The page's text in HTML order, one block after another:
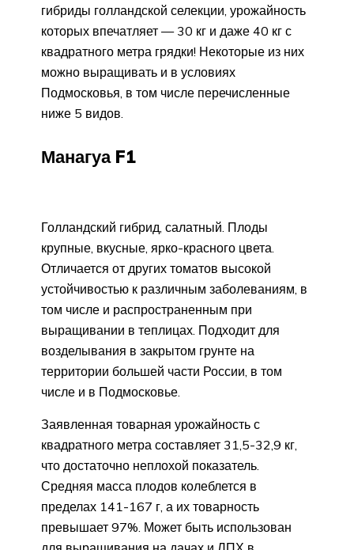
гибриды голландской селекции, урожайность
которых впечатляет — 30 кг и даже 40 кг с
квадратного метра грядки! Некоторые из них
можно выращивать и в условиях
Подмосковья, в том числе перечисленные
ниже 5 видов.
Манагуа F1
Голландский гибрид, салатный. Плоды
крупные, вкусные, ярко-красного цвета.
Отличается от других томатов высокой
устойчивостью к различным заболеваниям, в
том числе и распространенным при
выращивании в теплицах. Подходит для
возделывания в закрытом грунте на
территории большей части России, в том
числе и в Подмосковье.
Заявленная товарная урожайность с
квадратного метра составляет 31,5-32,9 кг,
что достаточно неплохой показатель.
Средняя масса плодов колеблется в
пределах 141-167 г, а их товарность
превышает 97%. Может быть использован